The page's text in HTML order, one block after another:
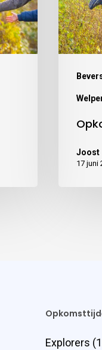
Joost
17 juni
Explorers